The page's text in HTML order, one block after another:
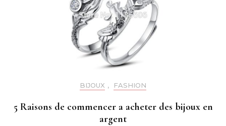
BIJOUX , FASHION
5 Raisons de commencer a acheter des bijoux en
argent